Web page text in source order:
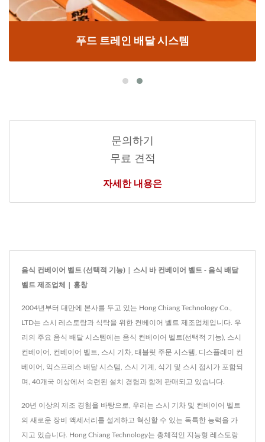
푸드 트레인 배달 시스템
문의하기
무료 견적
자세한 내용은
음식 컨베이어 벨트 (선택적 기능) | 스시 바 컨베이어 벨트 - 음식 배달
벨트 제조업체 | 홍창
2004년부터 대만에 본사를 두고 있는 Hong Chiang Technology Co.,
LTD는 스시 레스토랑과 식탁을 위한 컨베이어 벨트 제조업체입니다. 우
리의 주요 음식 배달 시스템에는 음식 컨베이어 벨트(선택적 기능), 스시
컨베이어, 컨베이어 벨트, 스시 기차, 태블릿 주문 시스템, 디스플레이 컨
베이어, 익스프레스 배달 시스템, 스시 기계, 식기 및 스시 접시가 포함되
며, 40개국 이상에서 숙련된 설치 경험과 함께 판매되고 있습니다.
20년 이상의 제조 경험을 바탕으로, 우리는 스시 기차 및 컨베이어 벨트
의 새로운 장비 액세서리를 설계하고 혁신할 수 있는 독특한 능력을 가
지고 있습니다. Hong Chiang Technology는 총체적인 지능형 레스토랑